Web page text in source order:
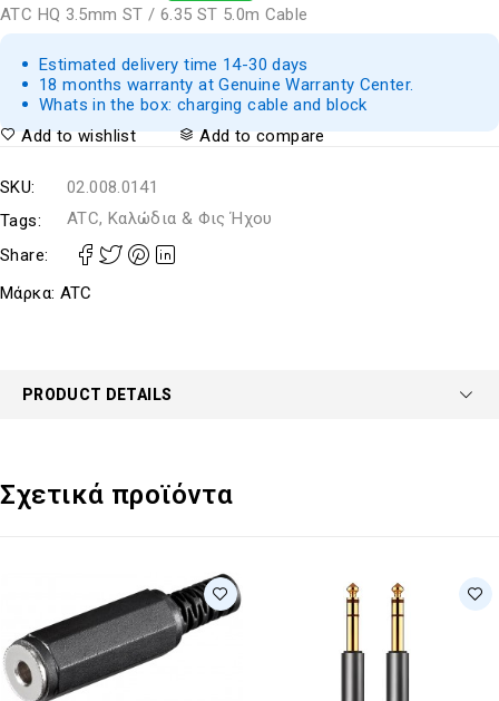
ATC HQ 3.5mm ST / 6.35 ST 5.0m Cable
Estimated delivery time 14-30 days
18 months warranty at Genuine Warranty Center.
Whats in the box: charging cable and block
Add to wishlist
Add to compare
SKU:
02.008.0141
Tags:
ATC, Καλώδια & Φις Ήχου
Share:
Μάρκα: ATC
PRODUCT DETAILS
Σχετικά προϊόντα